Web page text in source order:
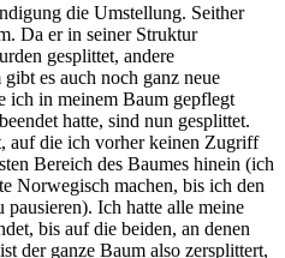
die Umstellung. Seither
Da er in seiner Struktur
gesplittet, andere
es auch noch ganz neue
ich in meinem Baum gepflegt
hatte, sind nun gesplittet.
auf die ich vorher keinen Zugriff
Bereich des Baumes hinein (ich
Norwegisch machen, bis ich den
Ich hatte alle meine
bis auf die beiden, an denen
der ganze Baum also zersplittert,